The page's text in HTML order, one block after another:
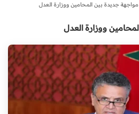
مواجهة جديدة بين المحامين ووزارة العدل
ووزارة العدل